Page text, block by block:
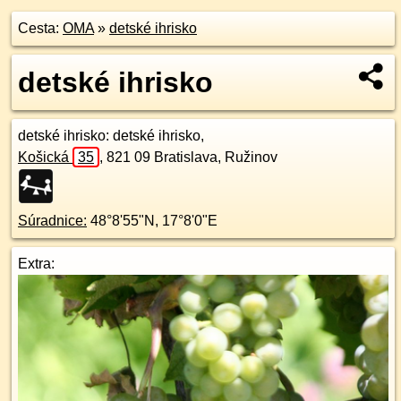
Cesta: OMA» detské ihrisko
detské ihrisko
detské ihrisko: detské ihrisko,
Košická
35 , 821 09 Bratislava, Ružinov
Súradnice: 48°8'55"N , 17°8'0"E
Extra: